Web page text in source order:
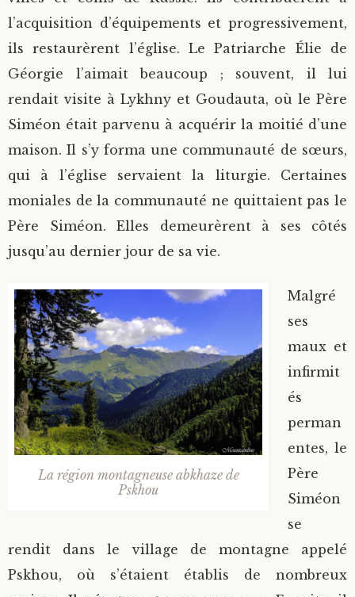
l’acquisition d’équipements et progressivement,
ils restaurèrent l’église. Le Patriarche Élie de
Géorgie l’aimait beaucoup ; souvent, il lui
rendait visite à Lykhny et Goudauta, où le Père
Siméon était parvenu à acquérir la moitié d’une
maison. Il s’y forma une communauté de sœurs,
qui à l’église servaient la liturgie. Certaines
moniales de la communauté ne quittaient pas le
Père Siméon. Elles demeurèrent à ses côtés
jusqu’au dernier jour de sa vie.
La région montagneuse abkhaze de
Pskhou
Malgré
ses
maux et
infirmit
és
perman
entes, le
Père
Siméon
se
rendit dans le village de montagne appelé
Pskhou, où s’étaient établis de nombreux